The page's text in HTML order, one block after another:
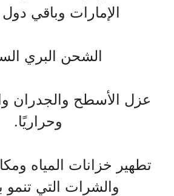
الإمارات وباقي دول
الشحن البري
عزل الأسطح والجدران
وحراريًا.
تطهير خزانات المياه
والشرات التي تنمو